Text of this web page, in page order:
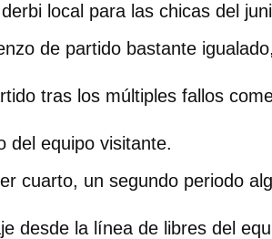
local para las chicas del
de partido bastante
tras los múltiples fallos
del equipo visitante.
cuarto, un segundo periodo
desde la línea de libres del